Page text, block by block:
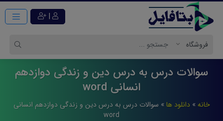
|
سوالات درس به درس دین و زندگی دوازدهم
انسانی word
خانه »دانلود ها » سوالات درس به درس دین و زندگی دوازدهم انسانی
word